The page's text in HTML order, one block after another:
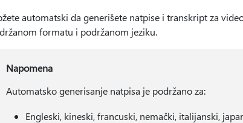
automatski da generišete natpise i transkript za
formatu i podržanom jeziku.
Napomena
Automatsko generisanje natpisa je podržano za:
Engleski, kineski, francuski, nemački, italijanski,